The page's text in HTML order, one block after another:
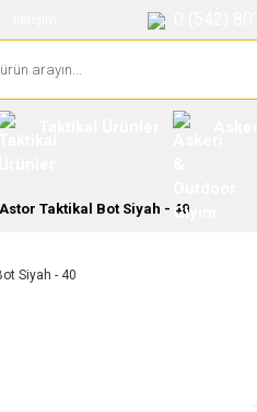
Taktikal Bot Siyah - 40